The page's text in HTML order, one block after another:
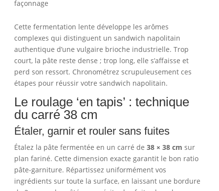
façonnage
Cette fermentation lente développe les arômes
complexes qui distinguent un sandwich napolitain
authentique d’une vulgaire brioche industrielle. Trop
court, la pâte reste dense ; trop long, elle s’affaisse et
perd son ressort. Chronométrez scrupuleusement ces
étapes pour réussir votre sandwich napolitain.
Le roulage ‘en tapis’ : technique
du carré 38 cm
Étaler, garnir et rouler sans fuites
Étalez la pâte fermentée en un carré de 38 × 38 cm sur
plan fariné. Cette dimension exacte garantit le bon ratio
pâte-garniture. Répartissez uniformément vos
ingrédients sur toute la surface, en laissant une bordure